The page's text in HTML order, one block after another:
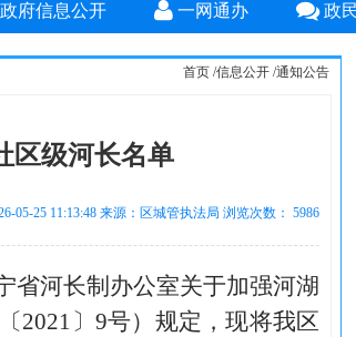
政府信息公开 一网通办 政
首页 /信息公开 /通知公告
区级河长名单
05-25 11:13:48 来源：区城管执法局 浏览次数： 5986
河长制办公室关于加强河湖
2021〕9号）规定，现将我区